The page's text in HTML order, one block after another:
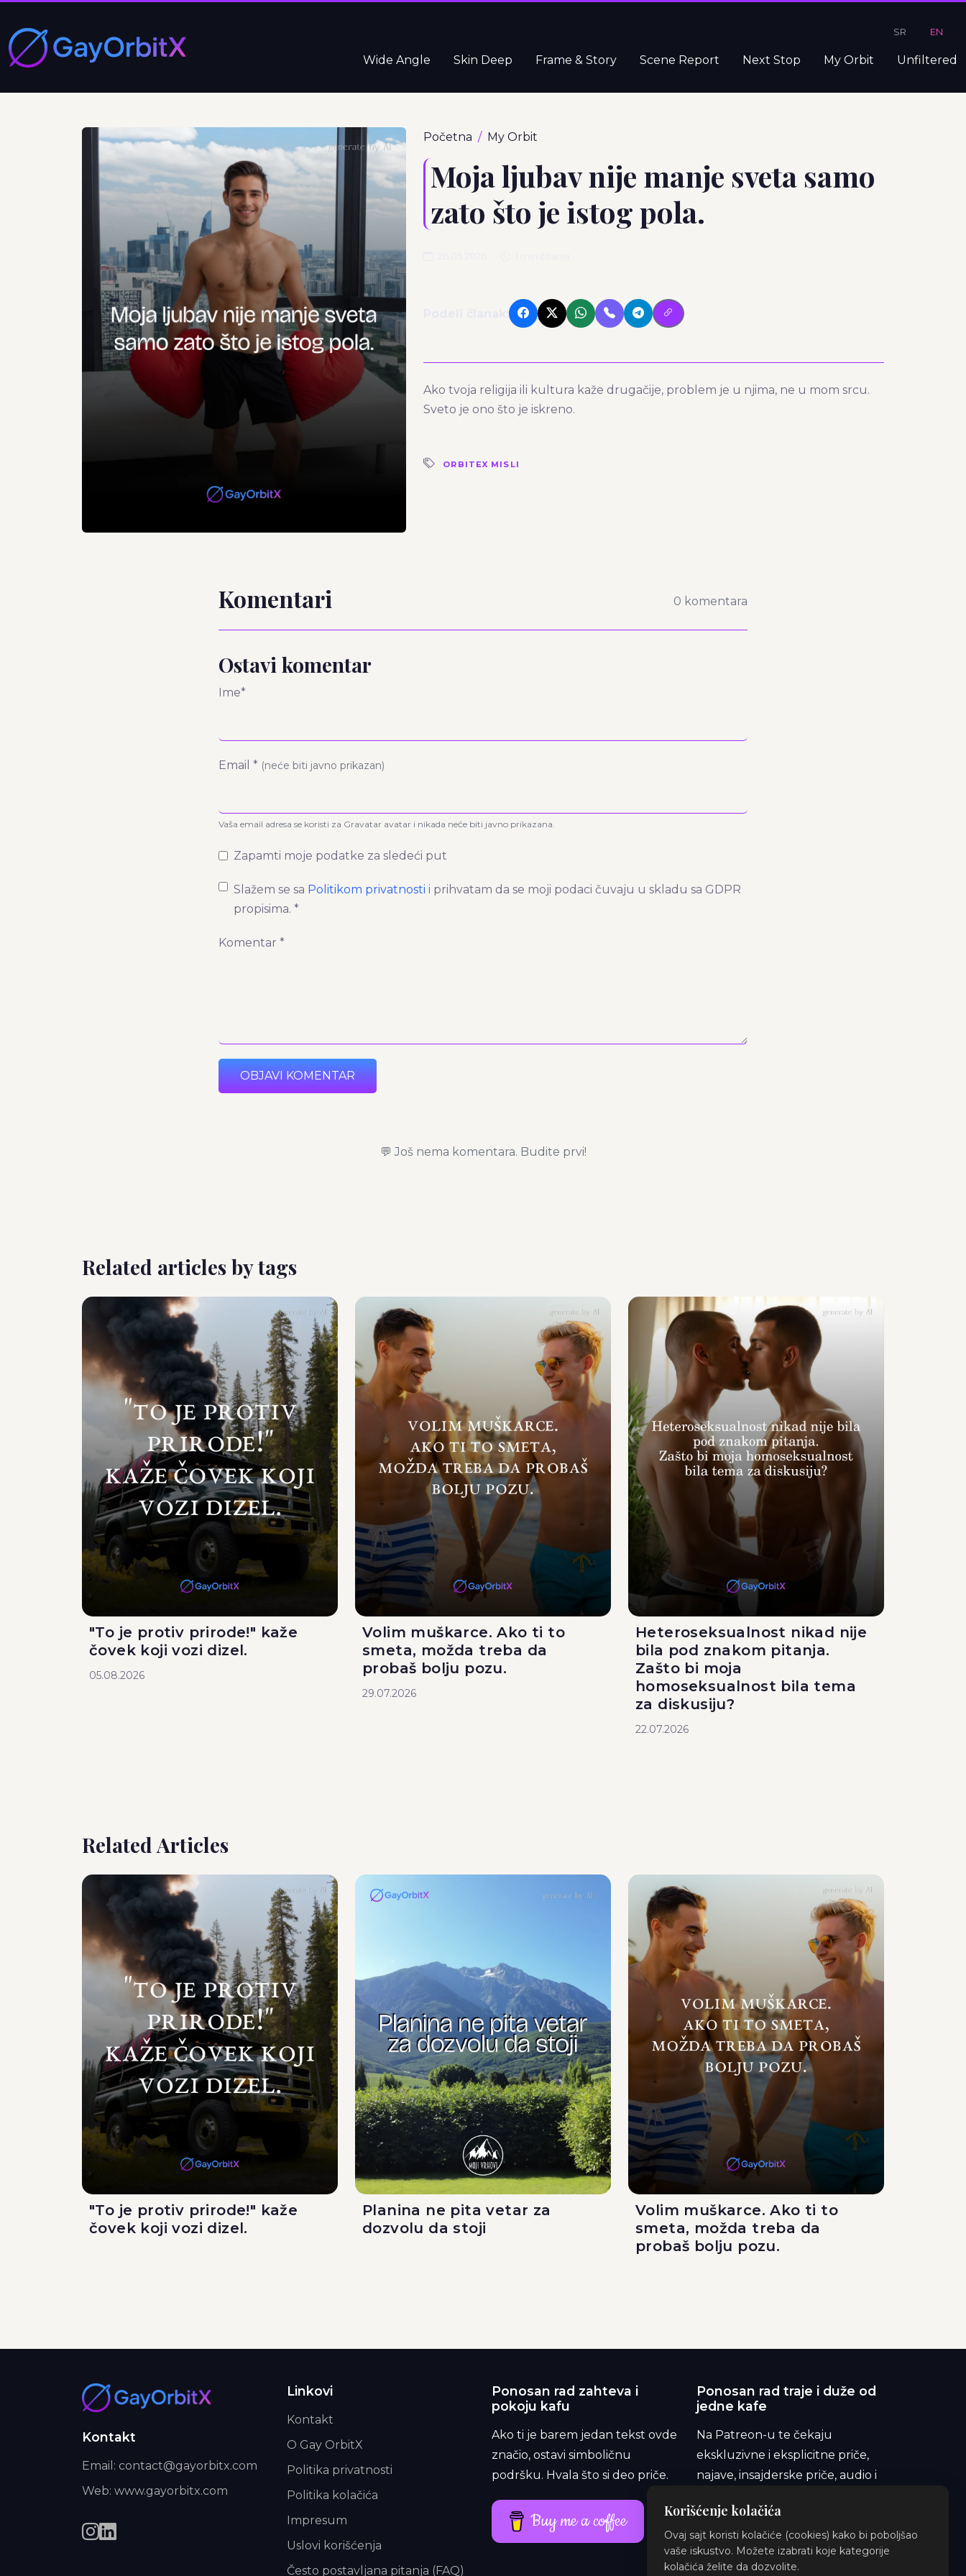
SR EN
Wide Angle Skin Deep Frame & Story Scene Report Next Stop My Orbit Unfiltered
Početna My Orbit
Moja ljubav nije manje sveta samo
zato što je istog pola.
Ako tvoja religija ili kultura kaže drugačije, problem je u njima, ne u mom srcu.
Sveto je ono što je iskreno.
ORBITEX MISLI
Komentari 0 komentara
Ostavi komentar
Ime*
Email * (neće biti javno prikazan)
Vaša email adresa se koristi za Gravatar avatar i nikada neće biti javno prikazana.
Zapamti moje podatke za sledeći put
Slažem se sa Politikom privatnosti i prihvatam da se moji podaci čuvaju u skladu sa GDPR
propisima. *
Komentar *
OBJAVI KOMENTAR
💬 Još nema komentara. Budite prvi!
Related articles by tags
"To je protiv prirode!" kaže
čovek koji vozi dizel.
05.08.2026
Volim muškarce. Ako ti to
smeta, možda treba da
probaš bolju pozu.
29.07.2026
Heteroseksualnost nikad nije
bila pod znakom pitanja.
Zašto bi moja
homoseksualnost bila tema
za diskusiju?
22.07.2026
Related Articles
"To je protiv prirode!" kaže
čovek koji vozi dizel.
Planina ne pita vetar za
dozvolu da stoji
Volim muškarce. Ako ti to
smeta, možda treba da
probaš bolju pozu.
Kontakt
Email: contact@gayorbitx.com
Web: www.gayorbitx.com
Linkovi
Kontakt
O Gay OrbitX
Politika privatnosti
Politika kolačića
Impresum
Uslovi korišćenja
Često postavljana pitanja (FAQ)
Ponosan rad zahteva i
pokoju kafu
Ako ti je barem jedan tekst ovde
značio, ostavi simboličnu
podršku. Hvala što si deo priče.
Buy me a coffee
Ponosan rad traje i duže od
jedne kafe
Na Patreon-u te čekaju
ekskluzivne i eksplicitne priče,
najave, insajderske priče, audio i
orbitu.
Korišćenje kolačića
Ovaj sajt koristi kolačiće (cookies) kako bi poboljšao
vaše iskustvo. Možete izabrati koje kategorije
kolačića želite da dozvolite.